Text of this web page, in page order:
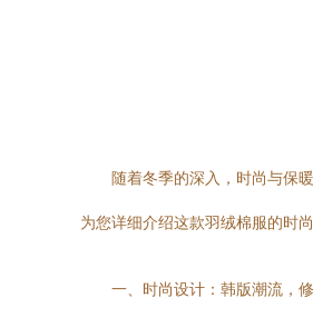
随着冬季的深入，时尚与保
为您详细介绍这款羽绒棉服的时
一、时尚设计：韩版潮流，